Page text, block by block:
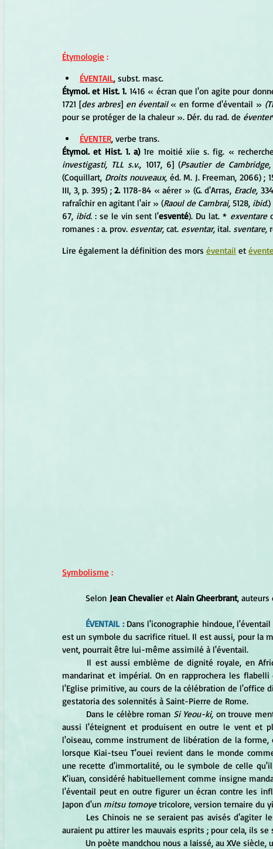
Étymologie :
ÉVENTAIL, subst. masc.
Étymol. et Hist. 1. 1416 « écran que l'on agite pour
1721 [des arbres] en éventail « en forme d'éventail »
pour se protéger de la chaleur ». Dér. du rad. de éventer
ÉVENTER, verbe trans.
Étymol. et Hist. 1. a) 1re moitié xiie s. fig. «
investigasti, TLL s.v., 1017, 6] (Psautier de Cambridge,
(Coquillart, Droits nouveaux, éd. M. J. Freeman, 2066) ;
III, 3, p. 395) ; 2. 1178-84 « aérer » (G. d'Arras, Eracle,
rafraîchir en agitant l'air » (Raoul de Cambrai, 5128, ibid.)
67, ibid. : se le vin sent l'esventé). Du lat. * exventare
romanes : a. prov. esventar, cat. esventar, ital. sventare,
Lire également la définition des mors éventail et
Symbolisme :
Selon Jean Chevalier et Alain Gheerbrant, auteurs
ÉVENTAIL : Dans l'iconographie hindoue,
est un symbole du sacrifice rituel. Il est aussi, pour la
vent, pourrait être lui-même assimilé à l'éventail.
mandarinat et impérial. On en rapprochera les
l'Eglise primitive, au cours de la célébration de l'office
gestatoria des solennités à Saint-Pierre de Rome.
	Dans le célèbre roman
Si Yeou-ki, on trouve
aussi l'éteignent et produisent en outre le vent et
l'oiseau, comme instrument de libération de la
lorsque Kiai-tseu T'ouei revient dans le monde
une recette d'immortalité, ou le symbole de celle
K'iuan, considéré habituellement comme insigne
l'éventail peut en outre figurer un écran contre les
Japon d'un mitsu tomoye tricolore, version ternaire du
auraient pu attirer les mauvais esprits ; pour cela, ils se
Un poète mandchou nous a laissé, au XVe